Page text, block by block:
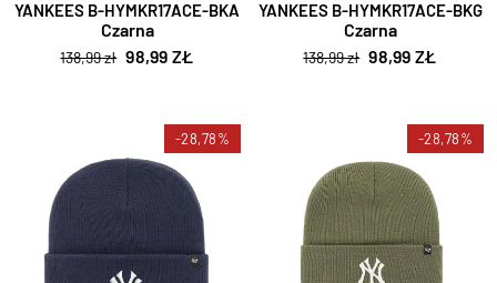
YANKEES B-HYMKR17ACE-BKA
Czarna
138,99 zł 98,99 ZŁ
YANKEES B-HYMKR17ACE-BKG
Czarna
138,99 zł 98,99 ZŁ
-28,78% -28,78%